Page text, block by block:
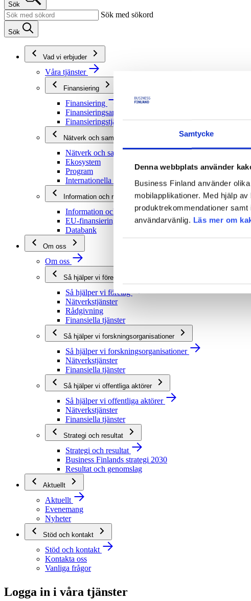
Samtycke
Denna webbplats använder
Business Finland använder
mobilapplikationer. Med hjälp
produktrekommendationer
användarvänlig. Läs mer om
Sök
Sök med sökord
Sök
Vad vi erbjuder
Våra tjänster
Finansiering
Finansiering
Finansieringsanvisningar
Finansieringstjänster
Nätverk och samarbete
Nätverk och samarbete
Ekosystem
Program
Internationella program och nätverk
Information och rådgivning
Information och rådgivning
EU-finansieringsrådgivning
Databank
Om oss
Om oss
Så hjälper vi företag
Så hjälper vi företag
Nätverkstjänster
Rådgivning
Finansiella tjänster
Så hjälper vi forskningsorganisationer
Så hjälper vi forskningsorganisationer
Nätverkstjänster
Finansiella tjänster
Så hjälper vi offentliga aktörer
Så hjälper vi offentliga aktörer
Nätverkstjänster
Finansiella tjänster
Strategi och resultat
Strategi och resultat
Business Finlands strategi 2030
Resultat och genomslag
Aktuellt
Aktuellt
Evenemang
Nyheter
Stöd och kontakt
Stöd och kontakt
Kontakta oss
Vanliga frågor
Logga in i våra tjänster